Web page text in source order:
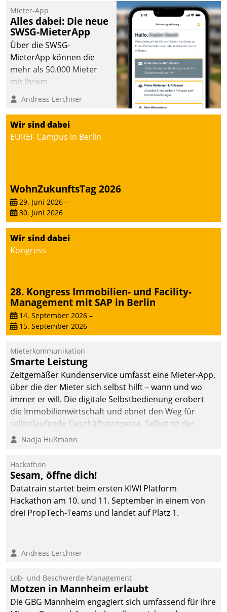
integrieren.
Mieter-App
Alles dabei: Die neue
SWSG-MieterApp
Über die SWSG-
MieterApp können die
mehr als 50.000 Mieter
mit ihrem
Wohnungsunternehmen
kommunizieren, auf dem
Laufenden bleiben, Daten
einsehen und ändern
oder
Andreas Lerchner
Wir sind dabei
EUREF Campus in Berlin
WohnZukunftsTag 2026
29. Juni 2026 –
30. Juni 2026
Wir sind dabei
Kongress
28. Kongress Immobilien- und Facility-
Management mit SAP in Berlin
14. September 2026 –
15. September 2026
Mieterkommunikation
Smarte Leistung
Zeitgemäßer Kundenservice umfasst eine Mieter-App,
über die der Mieter sich selbst hilft – wann und wo
immer er will. Die digitale Selbstbedienung erobert
die Immobilienwirtschaft und ebnet den Weg für
selbstlaufende Geschäftsprozesse. Selbst ist der
Kunde und smart der Serviceanbieter.
Nadja Hußmann
Hackathon
Sesam, öffne dich!
Datatrain startet beim ersten KIWI Platform
Hackathon am 10. und 11. September in einem von
drei PropTech-Teams und landet auf Platz 1.
Andreas Lerchner
Lob- und Beschwerde-Management
Motzen in Mannheim erlaubt
Die GBG Mannheim engagiert sich umfassend für ihre